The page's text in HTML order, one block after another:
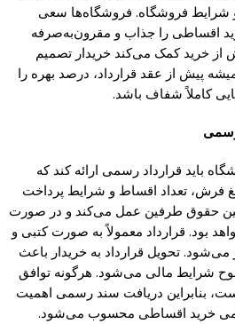
شرایط فروشگاه. فروشگاه‌ها سعی
اقساطی را جذاب و مقرون‌به‌صرفه
از خرید کمک می‌کند خریدار تصمیم
پیش از عقد قرارداد، درصد بهره را
کاملاً شفاف باشد.
باید قرارداد رسمی ارائه کند که
فرش، تعداد اقساط و شرایط پرداخت
حقوق طرفین عمل می‌کند و در صورت
بود. قرارداد معمولاً به صورت کتبی و
تحویل قرارداد به خریدار باعث
شرایط مالی می‌شود. هرگونه توافق
بنابراین دریافت سند رسمی اهمیت
خرید اقساطی محسوب می‌شود.